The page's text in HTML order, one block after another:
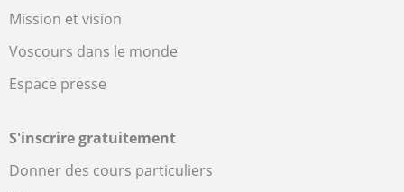
Mission et vision
Voscours dans le monde
Espace presse
S'inscrire gratuitement
Donner des cours particuliers